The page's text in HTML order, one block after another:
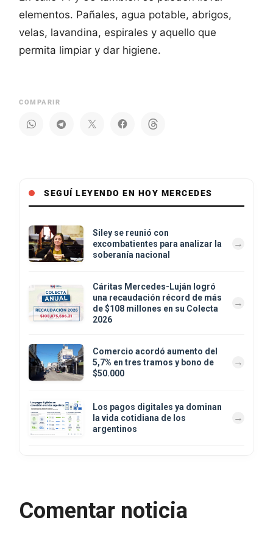
elementos. Pañales, agua potable, abrigos,
velas, lavandina, espirales y aquello que
permita limpiar y dar higiene.
COMPARIR
SEGUÍ LEYENDO EN HOY MERCEDES
Siley se reunió con
excombatientes para analizar la
soberanía nacional
Cáritas Mercedes-Luján logró
una recaudación récord de más
de $108 millones en su Colecta
2026
Comercio acordó aumento del
5,7% en tres tramos y bono de
$50.000
Los pagos digitales ya dominan
la vida cotidiana de los
argentinos
Comentar noticia